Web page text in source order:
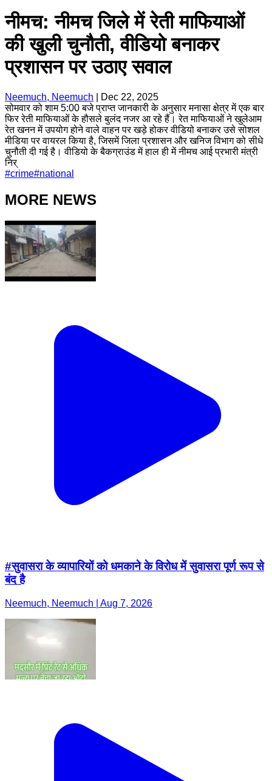
नीमच: नीमच जिले में रेती माफियाओं
की खुली चुनौती, वीडियो बनाकर
प्रशासन पर उठाए सवाल
Neemuch, Neemuch
Dec 22, 2025
सोमवार को शाम 5:00 बजे प्राप्त जानकारी के अनुसार मनासा क्षेत्र में एक बार
फिर रेती माफियाओं के हौसले बुलंद नजर आ रहे हैं। रेत माफियाओं ने खुलेआम
रेत खनन में उपयोग होने वाले वाहन पर खड़े होकर वीडियो बनाकर उसे सोशल
मीडिया पर वायरल किया है, जिसमें जिला प्रशासन और खनिज विभाग को सीधे
चुनौती दी गई है। वीडियो के बैकग्राउंड में हाल ही में नीमच आई प्रभारी मंत्री
निर्
#crime#national
MORE NEWS
#सुवासरा के व्यापारियों को धमकाने के विरोध में सुवासरा पूर्ण रूप से
बंद है
Neemuch, Neemuch | Aug 7, 2026